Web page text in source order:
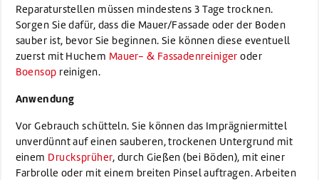
Reparaturstellen müssen mindestens 3 Tage trocknen.
Sorgen Sie dafür, dass die Mauer/Fassade oder der Boden
sauber ist, bevor Sie beginnen. Sie können diese eventuell
zuerst mit Huchem Mauer- & Fassadenreiniger oder
Boensop reinigen.
Anwendung
Vor Gebrauch schütteln. Sie können das Imprägniermittel
unverdünnt auf einen sauberen, trockenen Untergrund mit
einem Drucksprüher, durch Gießen (bei Böden), mit einer
Farbrolle oder mit einem breiten Pinsel auftragen. Arbeiten